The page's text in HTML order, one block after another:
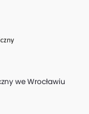
we Wrocławiu